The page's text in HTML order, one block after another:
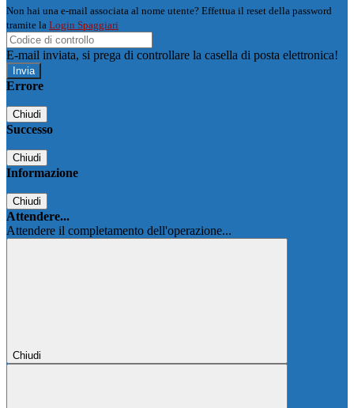
Non hai una e-mail associata al nome utente? Effettua il reset della password
tramite la Login Spaggiari
E-mail inviata, si prega di controllare la casella di posta elettronica!
Errore
Chiudi
Successo
Chiudi
Informazione
Chiudi
Attendere...
Attendere il completamento dell'operazione...
Chiudi